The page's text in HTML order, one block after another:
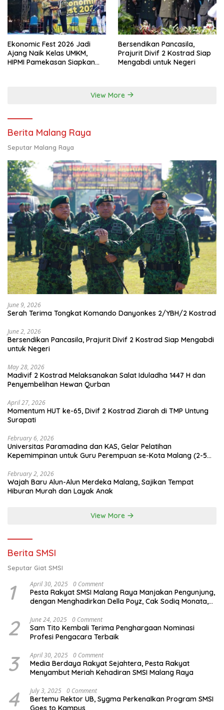
Ekonomic Fest 2026 Jadi
Ajang Naik Kelas UMKM,
HIPMI Pamekasan Siapkan
Bersendikan Pancasila,
Prajurit Divif 2 Kostrad Siap
Mengabdi untuk Negeri
View More
Berita Malang Raya
Seputar Malang Raya
June 9, 2026
Serah Terima Tongkat Komando Danyonkes 2/YBH/2 Kostrad
June 2, 2026
Bersendikan Pancasila, Prajurit Divif 2 Kostrad Siap Mengabdi
untuk Negeri
May 28, 2026
Madivif 2 Kostrad Melaksanakan Salat Iduladha 1447 H dan
Penyembelihan Hewan Qurban
April 27, 2026
Momentum HUT ke-65, Divif 2 Kostrad Ziarah di TMP Untung
Surapati
February 6, 2026
Universitas Paramadina dan KAS, Gelar Pelatihan
Kepemimpinan untuk Guru Perempuan se-Kota Malang (2-5
February 2, 2026
Wajah Baru Alun-Alun Merdeka Malang, Sajikan Tempat
Hiburan Murah dan Layak Anak
View More
Berita SMSI
Seputar Giat SMSI
1 April 30, 2025 0 Comment
Pesta Rakyat SMSI Malang Raya Manjakan Pengunjung,
dengan Menghadirkan Della Poyz, Cak Sodiq Monata,
2 June 24, 2025 0 Comment
Sam Tito Kembali Terima Penghargaan Nominasi
Profesi Pengacara Terbaik
3 April 30, 2025 0 Comment
Media Berdaya Rakyat Sejahtera, Pesta Rakyat
Menyambut Meriah Kehadiran SMSI Malang Raya
4 July 3, 2025 0 Comment
Bertemu Rektor UB, Sygma Perkenalkan Program SMSI
Goes to Kampus